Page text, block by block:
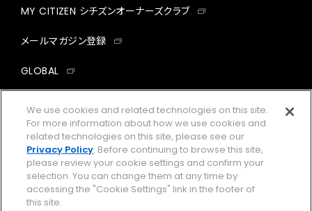
MY CITIZEN シチズンオーナーズクラブ
メールマガジン登録
GLOBAL
facebookinstagramtwitter
企業情報 ご利用規約
プライバシーポリシー Cookies Settings
We use cookies and related technologies on this site.
For more information about how we use cookies and
related technologies on this site, please see our
Privacy Policy. Before continuing to browse this site,
please review your cookie settings and confirm your
selection. You can change them at any time by
accessing the "Cookie Settings" link in the footer of
this site.